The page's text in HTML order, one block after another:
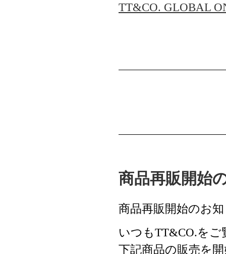
TT&CO. GLOBAL
商品再販開始
商品再販開始のお
いつもTT&CO.を
下記商品の販売を